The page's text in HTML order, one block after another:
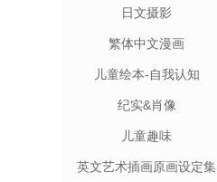
日文摄影
繁体中文漫画
儿童绘本-自我认知
纪实&肖像
儿童趣味
英文艺术插画原画设定集